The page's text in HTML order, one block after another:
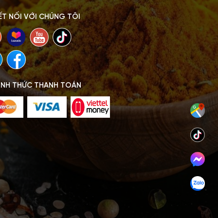
NỐI VỚI CHÚNG TÔI
THỨC THANH TOÁN